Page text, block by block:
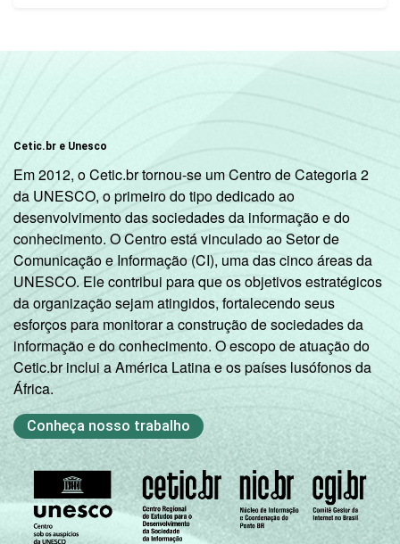
Cetic.br e Unesco
Em 2012, o Cetic.br tornou-se um Centro de Categoria 2
da UNESCO, o primeiro do tipo dedicado ao
desenvolvimento das sociedades da informação e do
conhecimento. O Centro está vinculado ao Setor de
Comunicação e Informação (CI), uma das cinco áreas da
UNESCO. Ele contribui para que os objetivos estratégicos
da organização sejam atingidos, fortalecendo seus
esforços para monitorar a construção de sociedades da
informação e do conhecimento. O escopo de atuação do
Cetic.br inclui a América Latina e os países lusófonos da
África.
Conheça nosso trabalho